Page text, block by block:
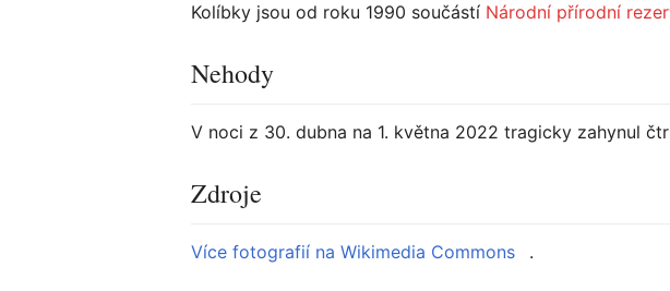
Kolíbky jsou od roku 1990 součástí Národní přírodní
Nehody
V noci z 30. dubna na 1. května 2022 tragicky zahynul
Zdroje
Více fotografií na Wikimedia Commons .